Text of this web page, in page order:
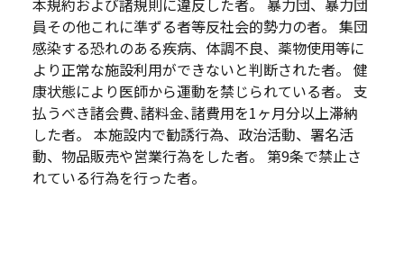
本規約および諸規則に違反した者。 暴力団、暴力団
員その他これに準ずる者等反社会的勢力の者。 集団
感染する恐れのある疾病、体調不良、薬物使用等に
より正常な施設利用ができないと判断された者。 健
康状態により医師から運動を禁じられている者。 支
払うべき諸会費､諸料金､諸費用を1ヶ月分以上滞納
した者。 本施設内で勧誘行為、政治活動、署名活
動、物品販売や営業行為をした者。 第9条で禁止さ
れている行為を行った者。